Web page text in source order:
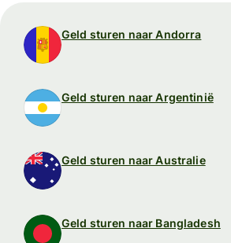
Geld sturen naar Andorra
Geld sturen naar Argentinië
Geld sturen naar Australie
Geld sturen naar Bangladesh